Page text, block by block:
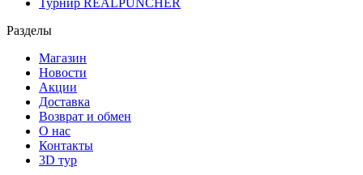
Турнир REALPUNCHER
Разделы
Магазин
Новости
Акции
Доставка
Возврат и обмен
О нас
Контакты
3D тур